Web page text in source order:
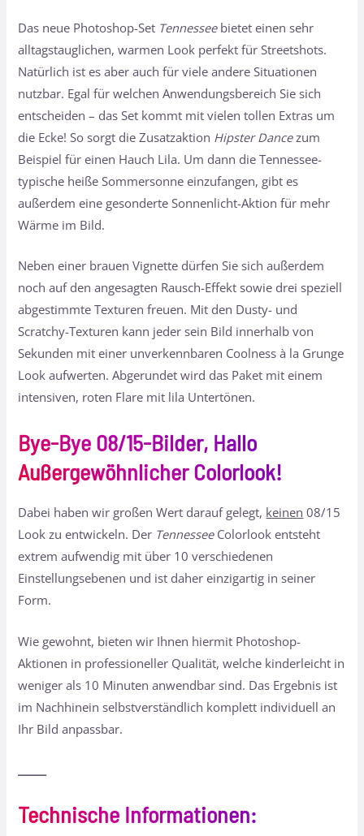
Das neue Photoshop-Set Tennesseebietet einen sehr
alltagstauglichen, warmen Look perfekt für Streetshots.
Natürlich ist es aber auch für viele andere Situationen
nutzbar. Egal für welchen Anwendungsbereich Sie sich
entscheiden – das Set kommt mit vielen tollen Extras um
die Ecke! So sorgt die Zusatzaktion Hipster Dancezum
Beispiel für einen Hauch Lila. Um dann die Tennessee-
typische heiße Sommersonne einzufangen, gibt es
außerdem eine gesonderte Sonnenlicht-Aktion für mehr
Wärme im Bild.
Neben einer brauen Vignette dürfen Sie sich außerdem
noch auf den angesagten Rausch-Effekt sowie drei speziell
abgestimmte Texturen freuen. Mit den Dusty- und
Scratchy-Texturen kann jeder sein Bild innerhalb von
Sekunden mit einer unverkennbaren Coolness à la Grunge
Look aufwerten. Abgerundet wird das Paket mit einem
intensiven, roten Flare mit lila Untertönen.
Bye-Bye 08/15-Bilder, Hallo
Außergewöhnlicher Colorlook!
Dabei haben wir großen Wert darauf gelegt, keinen 08/15
Look zu entwickeln. Der TennesseeColorlook entsteht
extrem aufwendig mit über 10 verschiedenen
Einstellungsebenen und ist daher einzigartig in seiner
Form.
Wie gewohnt, bieten wir Ihnen hiermit Photoshop-
Aktionen in professioneller Qualität, welche kinderleicht in
weniger als 10 Minuten anwendbar sind. Das Ergebnis ist
im Nachhinein selbstverständlich komplett individuell an
Ihr Bild anpassbar.
Technische Informationen: